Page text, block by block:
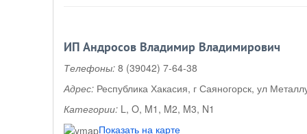
ИП Андросов Владимир Владимирович
Телефоны: 8 (39042) 7-64-38
Адрес: Республика Хакасия, г Саяногорск, ул
Категории: L, O, M1, M2, M3, N1
Показать на карте